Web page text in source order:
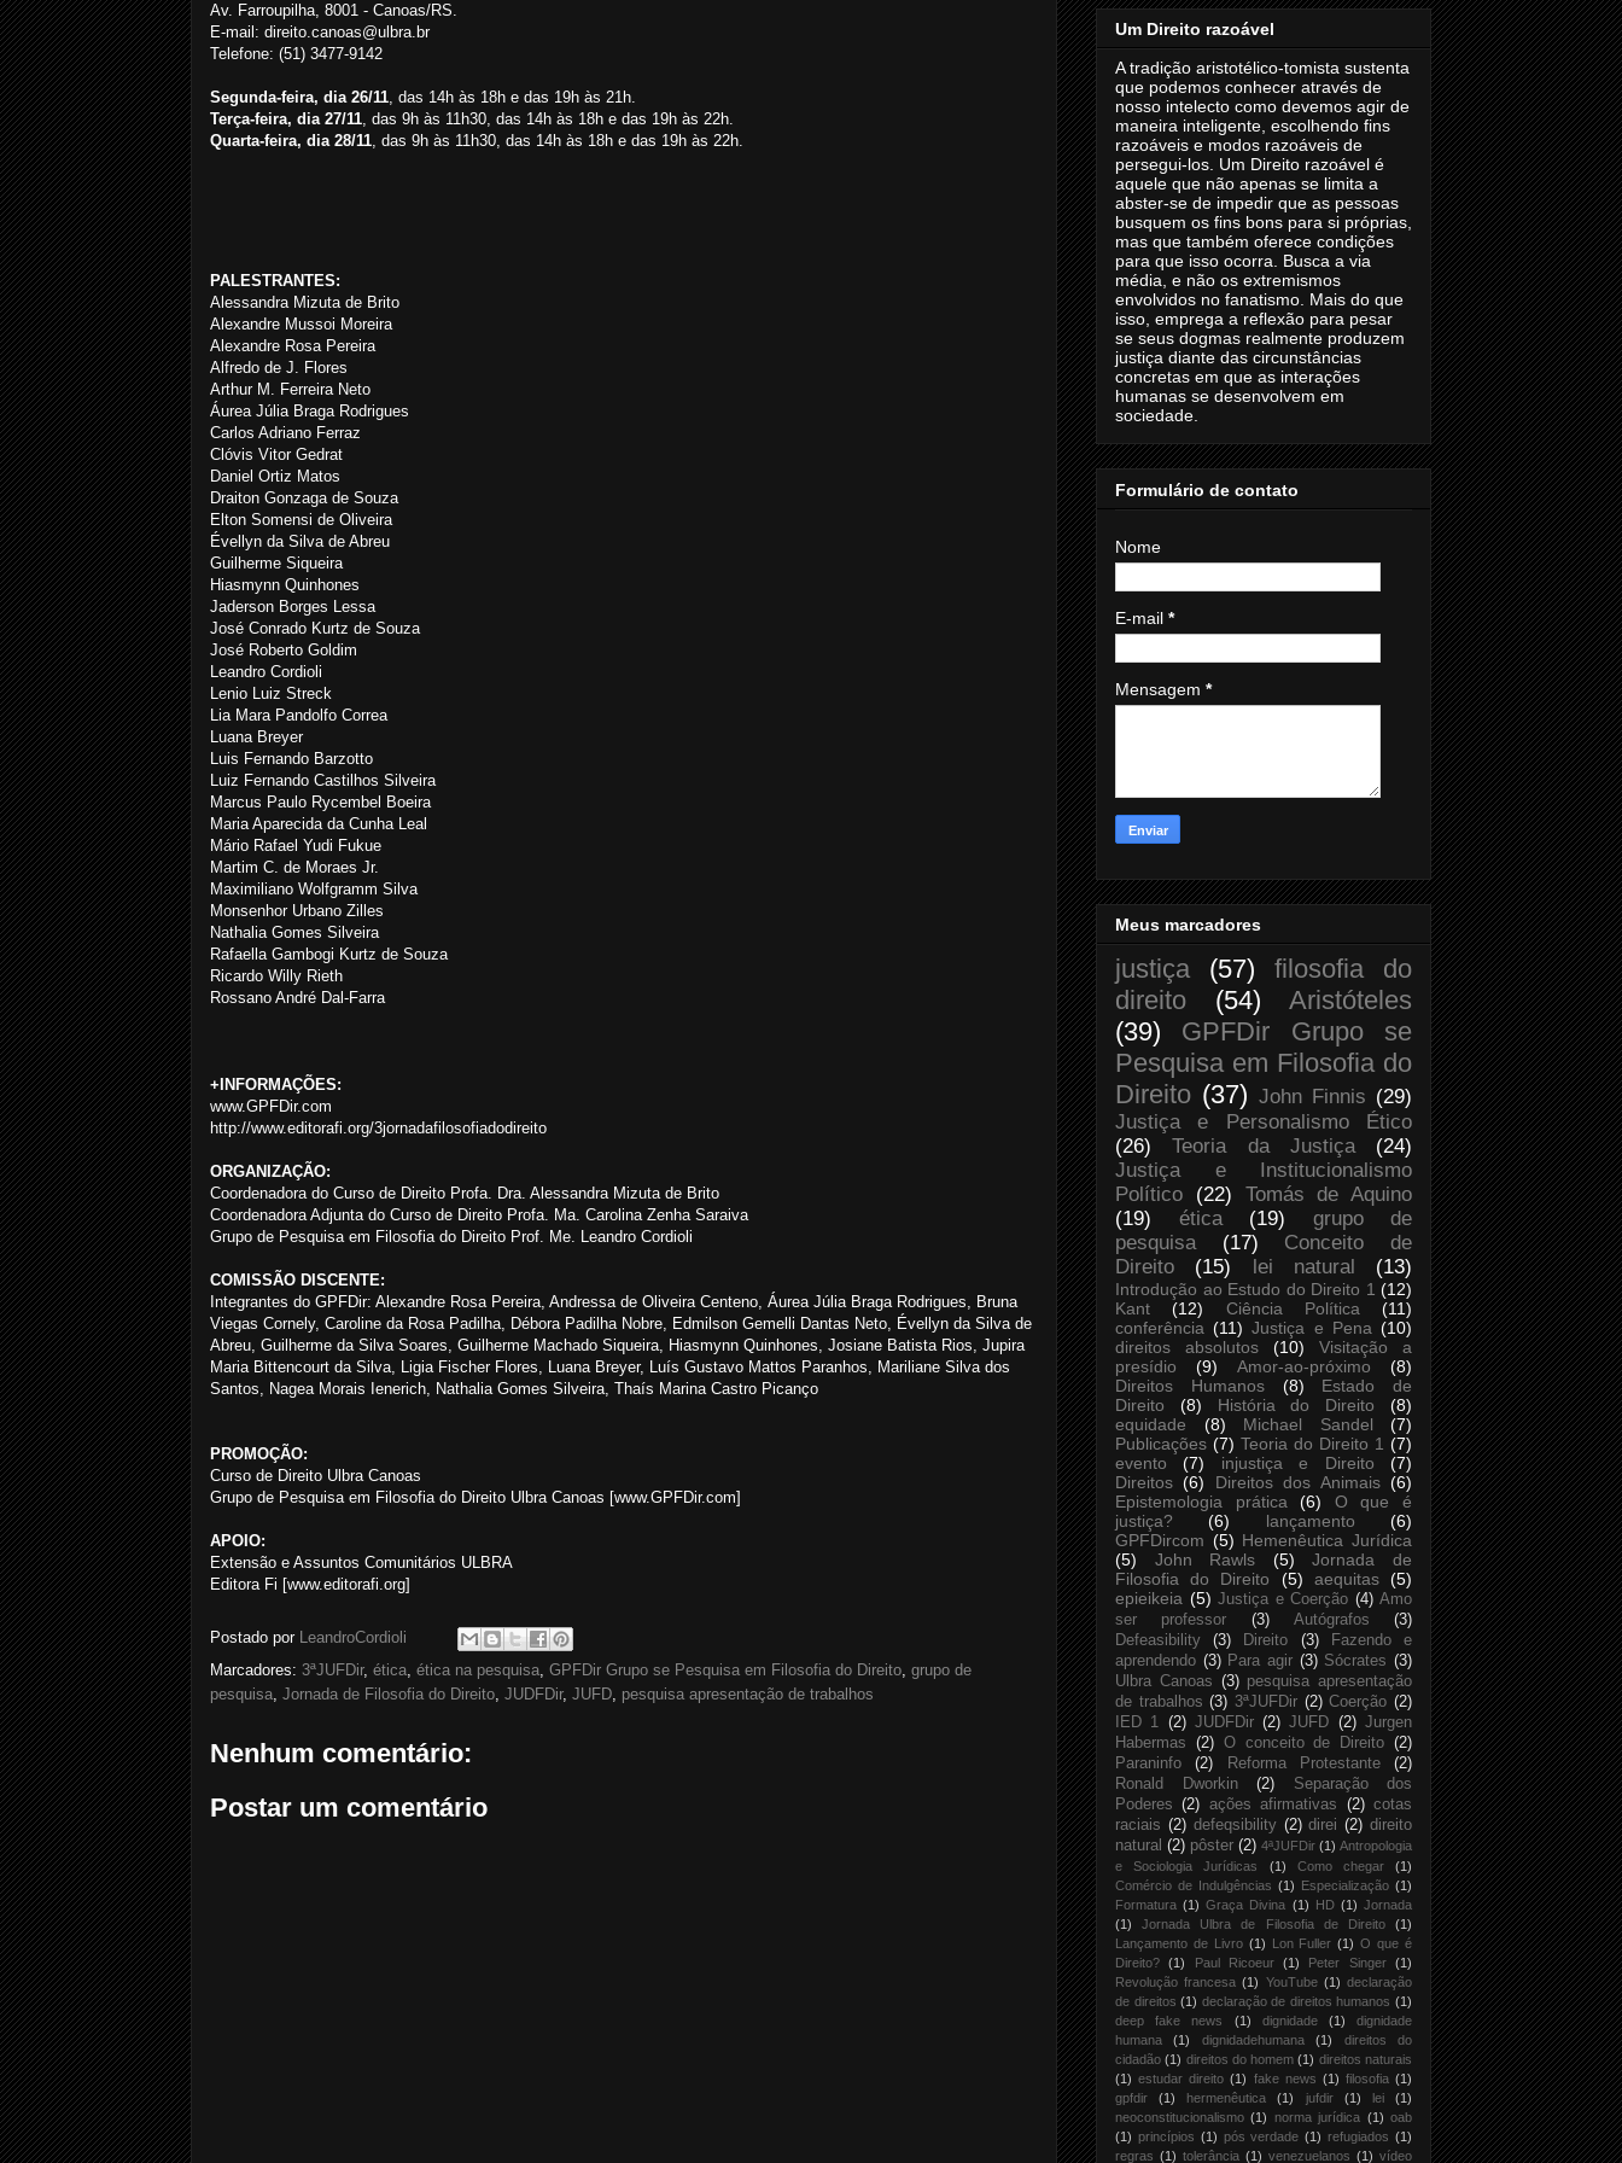
Av. Farroupilha, 8001 - Canoas/RS.
E-mail: direito.canoas@ulbra.br
Telefone: (51) 3477-9142
Segunda-feira, dia 26/11 , das 14h às 18h e das 19h às 21h.
Terça-feira, dia 27/11 , das 9h às 11h30, das 14h às 18h e das 19h às 22h.
Quarta-feira, dia 28/11 , das 9h às 11h30, das 14h às 18h e das 19h às 22h.
PALESTRANTES:
Alessandra Mizuta de Brito
Alexandre Mussoi Moreira
Alexandre Rosa Pereira
Alfredo de J. Flores
Arthur M. Ferreira Neto
Áurea Júlia Braga Rodrigues
Carlos Adriano Ferraz
Clóvis Vitor Gedrat
Daniel Ortiz Matos
Draiton Gonzaga de Souza
Elton Somensi de Oliveira
Évellyn da Silva de Abreu
Guilherme Siqueira
Hiasmynn Quinhones
Jaderson Borges Lessa
José Conrado Kurtz de Souza
José Roberto Goldim
Leandro Cordioli
Lenio Luiz Streck
Lia Mara Pandolfo Correa
Luana Breyer
Luis Fernando Barzotto
Luiz Fernando Castilhos Silveira
Marcus Paulo Rycembel Boeira
Maria Aparecida da Cunha Leal
Mário Rafael Yudi Fukue
Martim C. de Moraes Jr.
Maximiliano Wolfgramm Silva
Monsenhor Urbano Zilles
Nathalia Gomes Silveira
Rafaella Gambogi Kurtz de Souza
Ricardo Willy Rieth
Rossano André Dal-Farra
+INFORMAÇÕES:
www.GPFDir.com
http://www.editorafi.org/3jornadafilosofiadodireito
ORGANIZAÇÃO:
Coordenadora do Curso de Direito Profa. Dra. Alessandra Mizuta de Brito
Coordenadora Adjunta do Curso de Direito Profa. Ma. Carolina Zenha Saraiva
Grupo de Pesquisa em Filosofia do Direito Prof. Me. Leandro Cordioli
COMISSÃO DISCENTE:
Integrantes do GPFDir: Alexandre Rosa Pereira, Andressa de Oliveira Centeno, Áurea Júlia Braga Rodrigues, Bruna
Viegas Cornely, Caroline da Rosa Padilha, Débora Padilha Nobre, Edmilson Gemelli Dantas Neto, Évellyn da Silva de
Abreu, Guilherme da Silva Soares, Guilherme Machado Siqueira, Hiasmynn Quinhones, Josiane Batista Rios, Jupira
Maria Bittencourt da Silva, Ligia Fischer Flores, Luana Breyer, Luís Gustavo Mattos Paranhos, Mariliane Silva dos
Santos, Nagea Morais Ienerich, Nathalia Gomes Silveira, Thaís Marina Castro Picanço
PROMOÇÃO:
Curso de Direito Ulbra Canoas
Grupo de Pesquisa em Filosofia do Direito Ulbra Canoas [www.GPFDir.com]
APOIO:
Extensão e Assuntos Comunitários ULBRA
Editora Fi [www.editorafi.org]
Postado por
LeandroCordioli
Marcadores: 3ªJUFDir, ética ética na pesquisa GPFDir Grupo se Pesquisa em Filosofia do Direito grupo de
pesquisa Jornada de Filosofia do Direito JUDFDir, JUFD pesquisa apresentação de trabalhos
Nenhum comentário:
Postar um comentário
Um Direito razoável
A tradição aristotélico-tomista sustenta
que podemos conhecer através de
nosso intelecto como devemos agir de
maneira inteligente, escolhendo fins
razoáveis e modos razoáveis de
persegui-los. Um Direito razoável é
aquele que não apenas se limita a
abster-se de impedir que as pessoas
busquem os fins bons para si próprias,
mas que também oferece condições
para que isso ocorra. Busca a via
média, e não os extremismos
envolvidos no fanatismo. Mais do que
isso, emprega a reflexão para pesar
se seus dogmas realmente produzem
justiça diante das circunstâncias
concretas em que as interações
humanas se desenvolvem em
sociedade.
Formulário de contato
Nome
E-mail *
Mensagem *
Meus marcadores
justiça (57)
filosofia do
direito
(54)
Aristóteles
(39)
GPFDir Grupo se
Pesquisa em Filosofia do
Direito (37) John Finnis (29)
Justiça e Personalismo Ético
(26)
Teoria da Justiça
(24)
Justiça e Institucionalismo
Político
(22)
Tomás de Aquino
(19)
ética (19)
grupo de
pesquisa
(17)
Conceito de
Direito
(15) lei natural (13)
Introdução ao Estudo do Direito 1 (12)
Kant
(12) Ciência Política
(11)
conferência (11) Justiça e Pena (10)
direitos absolutos
(10)
Visitação a
presídio
(9) Amor-ao-próximo
(8)
Direitos Humanos
(8)
Estado de
Direito
(8) História do Direito
(8)
equidade
(8) Michael Sandel
(7)
Publicações (7) Teoria do Direito 1 (7)
evento
(7) injustiça e Direito
(7)
Direitos (6) Direitos dos Animais (6)
Epistemologia prática
(6)
O que é
justiça?
(6) lançamento
(6)
GPFDircom (5) Hemenêutica Jurídica
(5)
John Rawls (5)
Jornada de
Filosofia do Direito
(5) aequitas (5)
epieikeia (5) Justiça e Coerção (4) Amo
ser professor
(3) Autógrafos
(3)
Defeasibility
(3) Direito (3)
Fazendo e
aprendendo (3) Para agir (3) Sócrates (3)
Ulbra Canoas (3) pesquisa apresentação
de trabalhos (3) 3ªJUFDir (2) Coerção (2)
IED 1 (2) JUDFDir (2) JUFD (2) Jurgen
Habermas
(2) O conceito de Direito (2)
Paraninfo
(2) Reforma Protestante
(2)
Ronald Dworkin
(2)
Separação dos
Poderes
(2) ações afirmativas (2) cotas
raciais (2) defeqsibility (2) direi (2) direito
natural (2) pôster (2) 4ªJUFDir (1) Antropologia
e Sociologia Jurídicas
(1) Como chegar
(1)
Comércio de Indulgências (1) Especialização (1)
Formatura (1) Graça Divina (1) HD (1) Jornada
(1)
Jornada Ulbra de Filosofia de Direito
(1)
Lançamento de Livro (1) Lon Fuller (1) O que é
Direito?
(1) Paul Ricoeur (1) Peter Singer
(1)
Revolução francesa (1) YouTube (1) declaração
de direitos (1) declaração de direitos humanos (1)
deep fake news
(1) dignidade (1)
dignidade
humana
(1) dignidadehumana (1)
direitos do
cidadão (1) direitos do homem (1) direitos naturais
(1) estudar direito (1) fake news (1) filosofia (1)
gpfdir
(1) hermenêutica (1) jufdir (1) lei
(1)
neoconstitucionalismo (1) norma jurídica (1) oab
(1) princípios (1) pós verdade (1) refugiados (1)
regras (1) tolerância (1) venezuelanos (1) vídeo